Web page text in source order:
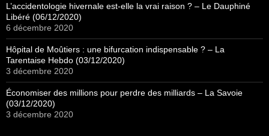
L’accidentologie hivernale est-elle la vrai raison ? – Le Dauphiné
Libéré (06/12/2020)
6 décembre 2020
Hôpital de Moûtiers : une bifurcation indispensable ? – La
Tarentaise Hebdo (03/12/2020)
3 décembre 2020
Économiser des millions pour perdre des milliards – La Savoie
(03/12/2020)
3 décembre 2020